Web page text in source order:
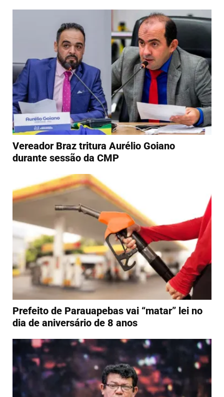
Vereador Braz tritura Aurélio Goiano
durante sessão da CMP
Prefeito de Parauapebas vai “matar” lei no
dia de aniversário de 8 anos